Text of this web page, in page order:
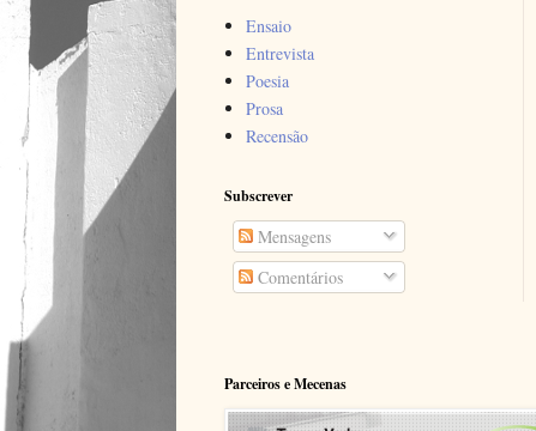
Ensaio
Entrevista
Poesia
Prosa
Recensão
Subscrever
Mensagens
Comentários
Parceiros e Mecenas